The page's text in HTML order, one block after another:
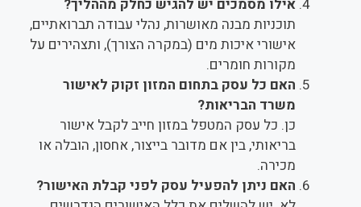
אילו מסמכים יש להגיש כחלק מההליך?
תוכניות מבנה מאושרות, נהלי עבודה תברואתיים,
אישורי איכות מים (במקרה הצורך), ותצהירים על
מקורות חומרים.
האם כל עסק בתחום המזון זקוק לאישור
משרד הבריאות?
כן. כל עסק המטפל במזון חייב לקבל אישור
בריאותי, בין אם מדובר בייצור, אחסון, הובלה או
מכירה.
האם ניתן להפעיל עסק לפני קבלת האישור?